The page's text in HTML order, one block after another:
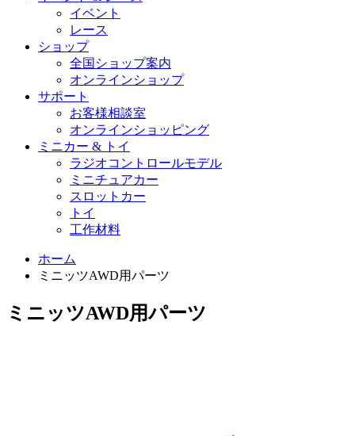
イベント
レース
ショップ
全国ショップ案内
オンラインショップ
サポート
お客様相談室
オンラインショッピング
ミニカー & トイ
ラジオコントロールモデル
ミニチュアカー
スロットカー
トイ
工作材料
ホーム
ミニッツAWD用パーツ
ミニッツAWD用パーツ